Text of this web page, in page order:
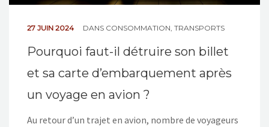
27 JUIN 2024 DANS CONSOMMATION TRANSPORTS
Pourquoi faut-il détruire son billet
et sa carte d’embarquement après
un voyage en avion ?
Au retour d’un trajet en avion, nombre de voyageurs